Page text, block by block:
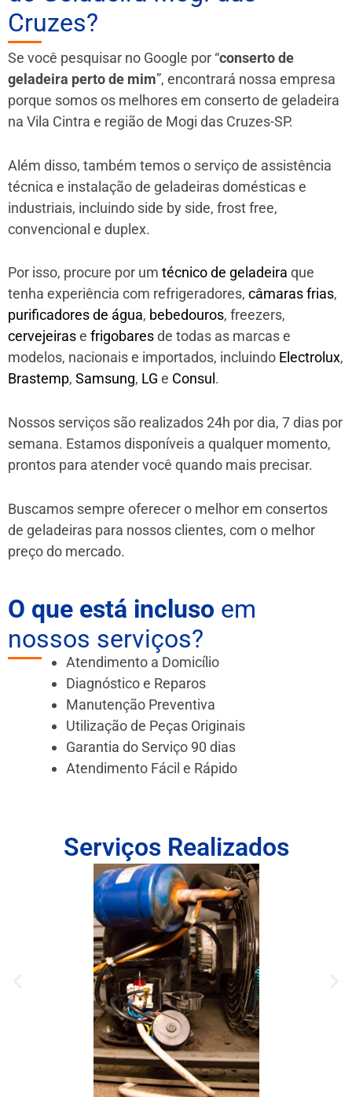
Cruzes?
Se você pesquisar no Google por “conserto de
geladeira perto de mim”, encontrará nossa empresa
porque somos os melhores em conserto de geladeira
na Vila Cintra e região de Mogi das Cruzes-SP.
Além disso, também temos o serviço de assistência
técnica e instalação de geladeiras domésticas e
industriais, incluindo side by side, frost free,
convencional e duplex.
Por isso, procure por um técnico de geladeira que
tenha experiência com refrigeradores, câmaras frias,
purificadores de água, bebedouros, freezers,
cervejeirase frigobaresde todas as marcas e
modelos, nacionais e importados, incluindo Electrolux,
Brastemp, Samsung, LG e Consul .
Nossos serviços são realizados 24h por dia, 7 dias por
semana. Estamos disponíveis a qualquer momento,
prontos para atender você quando mais precisar.
Buscamos sempre oferecer o melhor em consertos
de geladeiras para nossos clientes, com o melhor
preço do mercado.
O que está incluso em
nossos serviços?
Atendimento a Domicílio
Diagnóstico e Reparos
Manutenção Preventiva
Utilização de Peças Originais
Garantia do Serviço 90 dias
Atendimento Fácil e Rápido
Serviços Realizados